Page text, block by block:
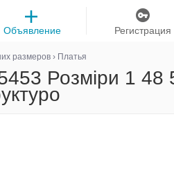
Регистрация
Объявление
размеров › Платья
Розміри 1 48